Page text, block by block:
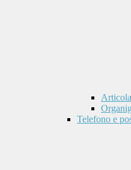
Telefono e